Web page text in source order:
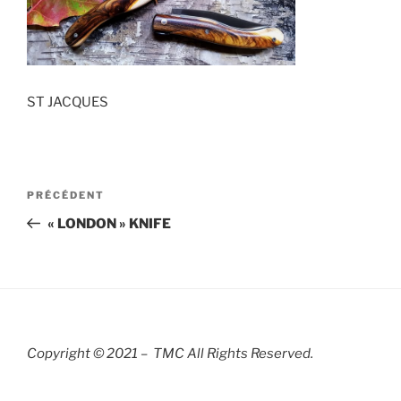
ST JACQUES
Navigation
l’article
Article
précédent
PRÉCÉDENT
« LONDON » KNIFE
Copyright © 2021 – TMC All Rights Reserved.